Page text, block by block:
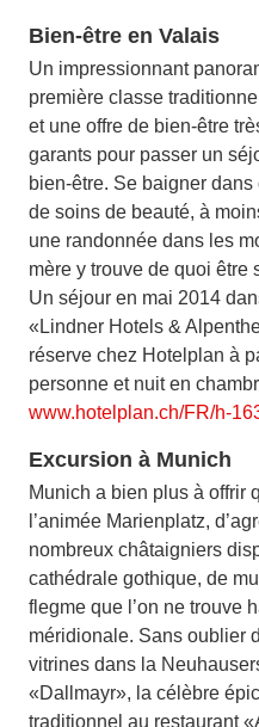
Bien-être en Valais
Un impressionnant
première classe
et une offre de bien-être
garants pour passer un
bien-être. Se baigner
de soins de beauté, à
une randonnée dans les
mère y trouve de quoi être
Un séjour en mai 2014
«Lindner Hotels &
réserve chez Hotelplan à
personne et nuit en
www.hotelplan.ch/FR/h-
Excursion à Munich
Munich a bien plus à offrir
l’animée Marienplatz,
nombreux châtaigniers
cathédrale gothique, de
flegme que l’on ne trouve
méridionale. Sans oublier
vitrines dans la
«Dallmayr», la célèbre
traditionnel au restaurant